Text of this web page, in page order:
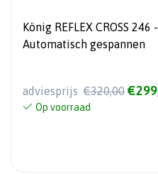
König REFLEX CROSS
Automatisch gespannen
adviesprijs €320,00
Op voorraad